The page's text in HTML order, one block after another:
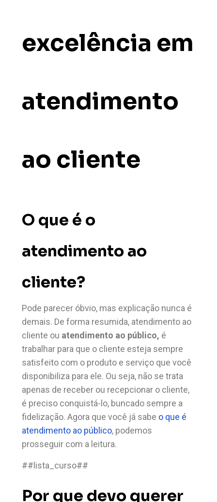
excelência em
atendimento
ao cliente
O que é o
atendimento ao
cliente?
Pode parecer óbvio, mas explicação nunca é
demais. De forma resumida, atendimento ao
cliente ou atendimento ao público, é
trabalhar para que o cliente esteja sempre
satisfeito com o produto e serviço que você
disponibiliza para ele. Ou seja, não se trata
apenas de receber ou recepcionar o cliente,
é preciso conquistá-lo, buncado sempre a
fidelização. Agora que você já sabe o que é
atendimento ao público, podemos
prosseguir com a leitura.
##lista_curso##
Por que devo querer